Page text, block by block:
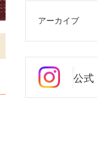
アーカイブ
公式